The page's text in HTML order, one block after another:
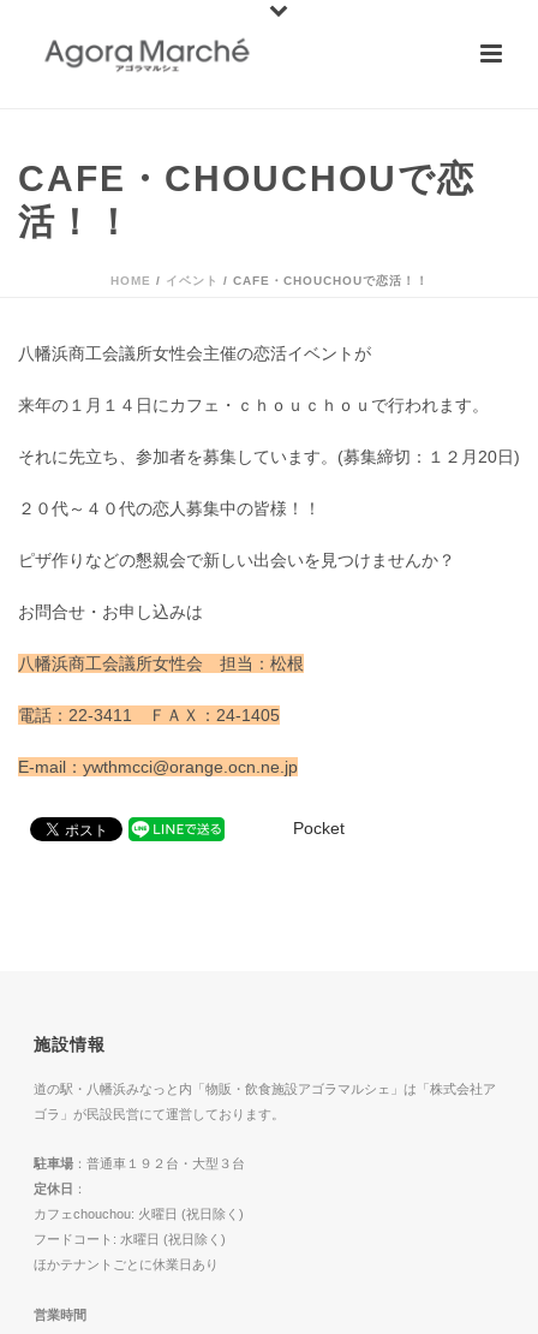
CAFE・CHOUCHOUで恋
活！！
HOME / イベント / CAFE・CHOUCHOUで恋活！！
八幡浜商工会議所女性会主催の恋活イベントが
来年の１月１４日にカフェ・ｃｈｏｕｃｈｏｕで行われます。
それに先立ち、参加者を募集しています。(募集締切：１２月20日)
２０代～４０代の恋人募集中の皆様！！
ピザ作りなどの懇親会で新しい出会いを見つけませんか？
お問合せ・お申し込みは
八幡浜商工会議所女性会 担当：松根
電話：22-3411 ＦＡＸ：24-1405
E‐mail：ywthmcci@orange.ocn.ne.jp
Pocket
施設情報
道の駅・八幡浜みなっと内「物販・飲食施設アゴラマルシェ」は「株式会社ア
ゴラ」が民設民営にて運営しております。
駐車場 ：普通車１９２台・大型３台
定休日 ：
カフェchouchou: 火曜日 (祝日除く)
フードコート: 水曜日 (祝日除く)
ほかテナントごとに休業日あり
営業時間